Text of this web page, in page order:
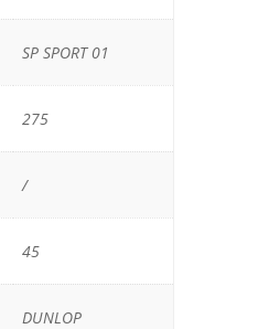
SP SPORT 01
275
/
45
DUNLOP